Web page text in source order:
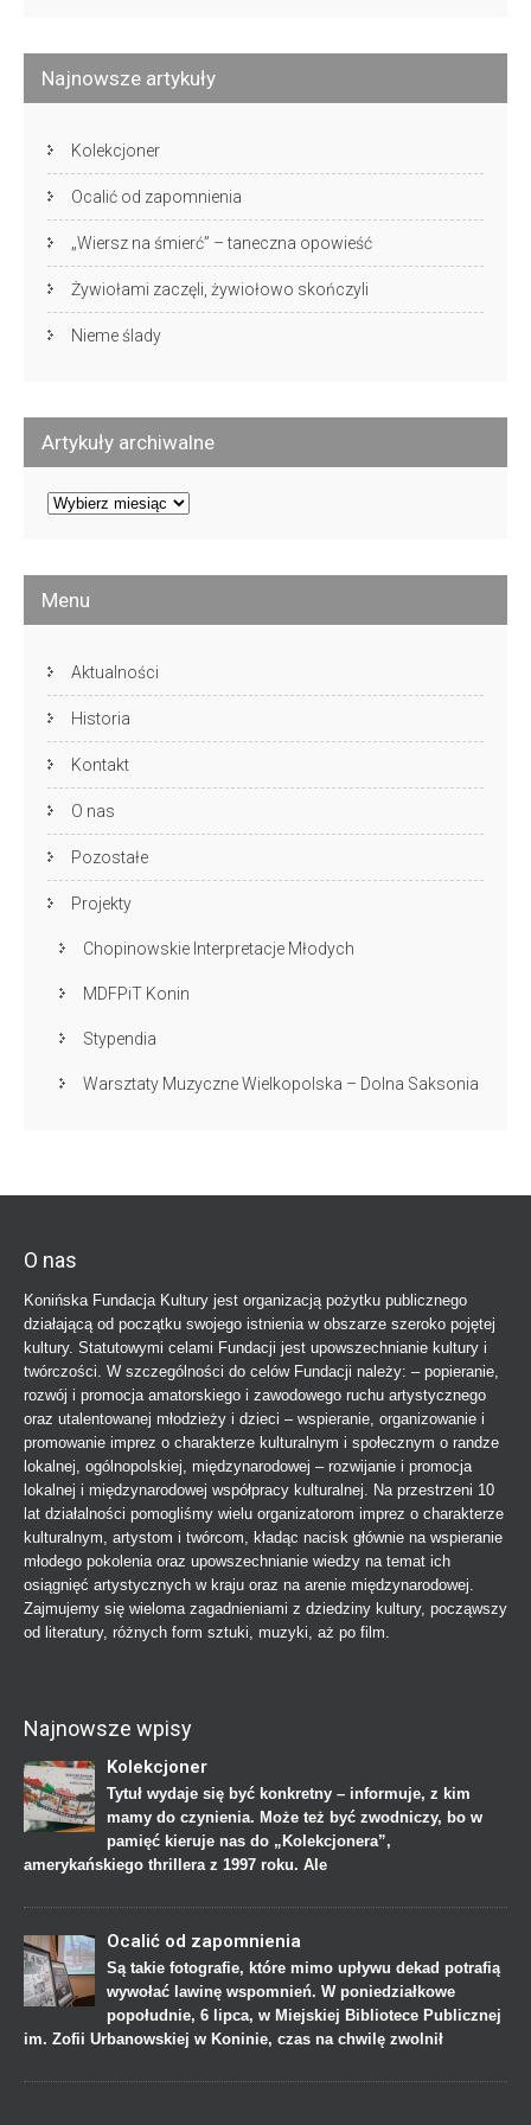
Najnowsze artykuły
Kolekcjoner
Ocalić od zapomnienia
„Wiersz na śmierć” – taneczna opowieść
Żywiołami zaczęli, żywiołowo skończyli
Nieme ślady
Artykuły archiwalne
Artykuły
Menu
Aktualności
Historia
Kontakt
O nas
Pozostałe
Projekty
Chopinowskie Interpretacje Młodych
MDFPiT Konin
Stypendia
Warsztaty Muzyczne Wielkopolska – Dolna Saksonia
O nas
Konińska Fundacja Kultury jest organizacją pożytku publicznego
działającą od początku swojego istnienia w obszarze szeroko pojętej
kultury. Statutowymi celami Fundacji jest upowszechnianie kultury i
twórczości. W szczególności do celów Fundacji należy: – popieranie,
rozwój i promocja amatorskiego i zawodowego ruchu artystycznego
oraz utalentowanej młodzieży i dzieci – wspieranie, organizowanie i
promowanie imprez o charakterze kulturalnym i społecznym o randze
lokalnej, ogólnopolskiej, międzynarodowej – rozwijanie i promocja
lokalnej i międzynarodowej współpracy kulturalnej. Na przestrzeni 10
lat działalności pomogliśmy wielu organizatorom imprez o charakterze
kulturalnym, artystom i twórcom, kładąc nacisk głównie na wspieranie
młodego pokolenia oraz upowszechnianie wiedzy na temat ich
osiągnięć artystycznych w kraju oraz na arenie międzynarodowej.
Zajmujemy się wieloma zagadnieniami z dziedziny kultury, począwszy
od literatury, różnych form sztuki, muzyki, aż po film.
Najnowsze wpisy
Kolekcjoner
Tytuł wydaje się być konkretny – informuje, z kim
mamy do czynienia. Może też być zwodniczy, bo w
pamięć kieruje nas do „Kolekcjonera”,
amerykańskiego thrillera z 1997 roku. Ale
Ocalić od zapomnienia
Są takie fotografie, które mimo upływu dekad potrafią
wywołać lawinę wspomnień. W poniedziałkowe
popołudnie, 6 lipca, w Miejskiej Bibliotece Publicznej
im. Zofii Urbanowskiej w Koninie, czas na chwilę zwolnił